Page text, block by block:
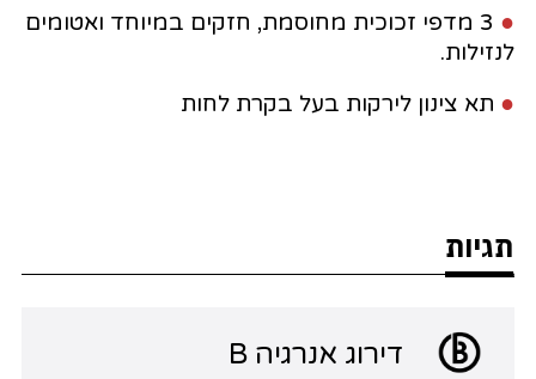
●
3 מדפי זכוכית מחוסמת, חזקים במיוחד ואטומים
לנזילות.
● תא צינון לירקות בעל בקרת לחות
תגיות
דירוג אנרגיה B